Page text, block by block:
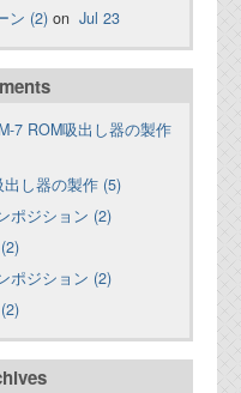
ン (2) on Jul 23
7 ROM吸出し器の製作
出し器の製作 (5)
ポジション (2)
ポジション (2)